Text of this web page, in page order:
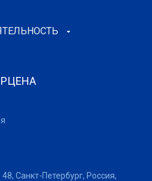
Санкт-Петербург, Россия,